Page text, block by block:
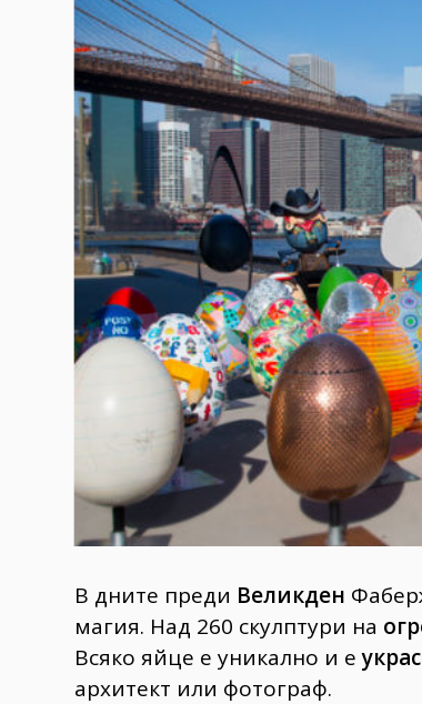
Пътувай 237
Здраве 389
Gentlemen
382
Wellness 1817
ПОСЛЕДВАЙТЕ
НИ
В дните преди Великден
магия. Над 260 скулптури на
Всяко яйце е уникално и е
архитект или фотограф.